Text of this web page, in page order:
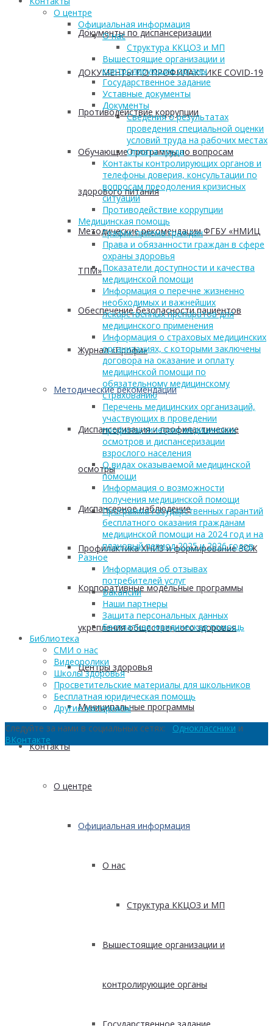
Документы по диспансеризации
ДОКУМЕНТЫ ПО ПРОФИЛАКТИКЕ COVID-19
Противодействие коррупции
Обучающие программы по вопросам
здорового питания
Методические рекомендации ФГБУ «НМИЦ
ТПМ»
Обеспечение безопасности пациентов
Журнал «Профи»
Методические рекомендации
Диспансеризация и профилактические
осмотры
Диспансерное наблюдение
Профилактика ХНИЗ и формирование ЗОЖ
Корпоративные модельные программы
укрепления общественного здоровья
Центры здоровья
Муниципальные программы
Контакты
О центре
Официальная информация
О нас
Структура ККЦОЗ и МП
Вышестоящие организации и
контролирующие органы
О центре
Официальная информация
О нас
Структура ККЦОЗ и МП
Вышестоящие организации и
контролирующие органы
Государственное задание
Уставные документы
Документы
Сведения о результатах
проведения специальной оценки
условий труда на рабочих местах
Оплата труда
Контакты контролирующих органов и
телефоны доверия, консультации по
вопросам преодоления кризисных
ситуаций
Противодействие коррупции
Медицинская помощь
График приема граждан
Права и обязанности граждан в сфере
охраны здоровья
Показатели доступности и качества
медицинской помощи
Информация о перечне жизненно
необходимых и важнейших
лекарственных препаратов для
медицинского применения
Информация о страховых медицинских
организациях, с которыми заключены
договора на оказание и оплату
медицинской помощи по
обязательному медицинскому
страхованию
Перечень медицинских организаций,
участвующих в проведении
профилактических медицинских
осмотров и диспансеризации
взрослого населения
О видах оказываемой медицинской
помощи
Информация о возможности
получения медицинской помощи
Программа государственных гарантий
бесплатного оказания гражданам
медицинской помощи на 2024 год и на
плановый период 2025 и 2026 годов
Разное
Информация об отзывах
потребителей услуг
Вакансии
Наши партнеры
Защита персональных данных
Бесплатная юридическая помощь
Библиотека
СМИ о нас
Видеоролики
Школы здоровья
Просветительские материалы для школьников
Бесплатная юридическая помощь
Другие материалы
Следуйте за нами в социальных сетях: Одноклассники и
ВКонтакте